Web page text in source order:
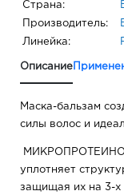
Страна:
Производитель:
Линейка:
Описание
Маска-бальзам
силы волос и
уплотняет
защищая их на 3-х